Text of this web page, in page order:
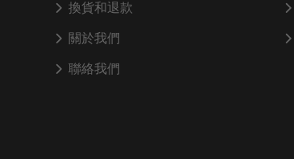
換貨和退款
關於我們
聯絡我們